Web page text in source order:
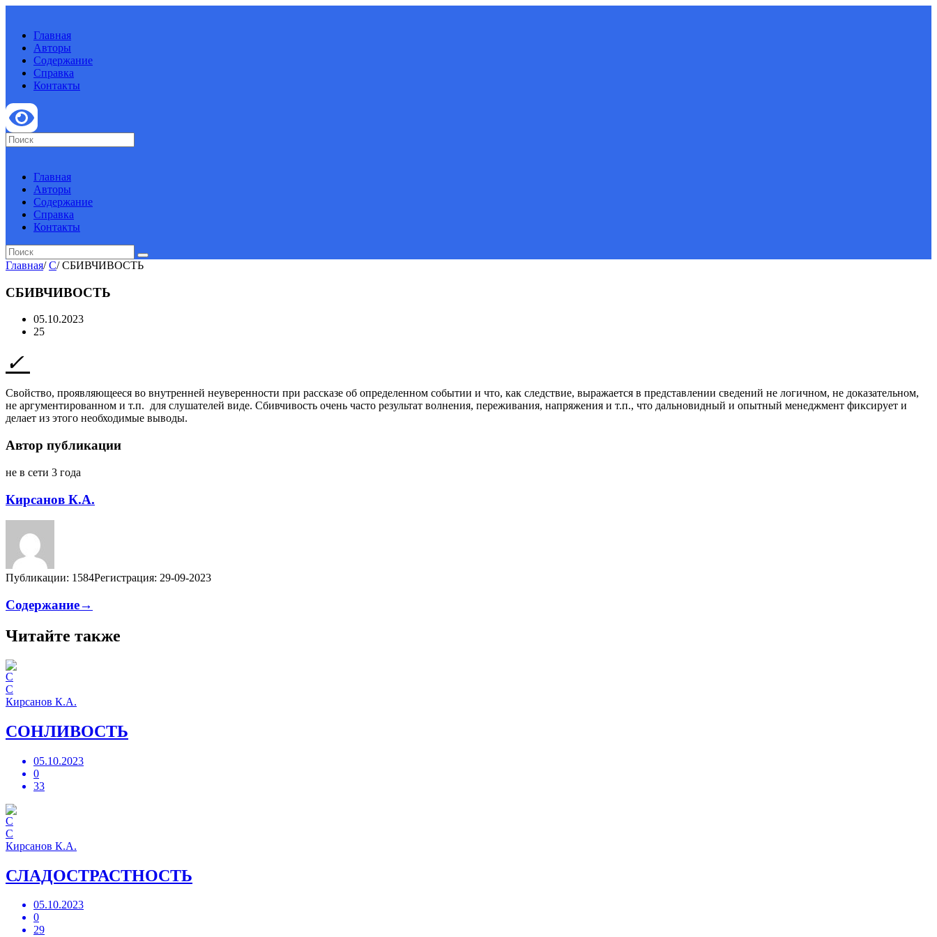
Главная
Авторы
Содержание
Справка
Контакты
Главная
Авторы
Содержание
Справка
Контакты
Главная/ С/ СБИВЧИВОСТЬ
СБИВЧИВОСТЬ
05.10.2023
25
Свойство, проявляющееся во внутренней неуверенности при рассказе об определенном событии и что, как следствие, выражается в представлении сведений не логичном, не доказательном,
не аргументированном и т.п. для слушателей виде. Сбивчивость очень часто результат волнения, переживания, напряжения и т.п., что дальновидный и опытный менеджмент фиксирует и
делает из этого необходимые выводы.
Автор публикации
не в сети 3 года
Кирсанов К.А.
Публикации: 1584Регистрация: 29-09-2023
Содержание→
Читайте также
С
Кирсанов К.А.
СОНЛИВОСТЬ
05.10.2023
0
33
С
Кирсанов К.А.
СЛАДОСТРАСТНОСТЬ
05.10.2023
0
29